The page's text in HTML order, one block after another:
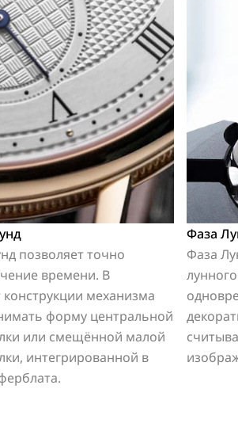
позволяет точно
времени. В
механизма
форму центральной
или смещённой малой
интегрированной в
Фаза
Фаза